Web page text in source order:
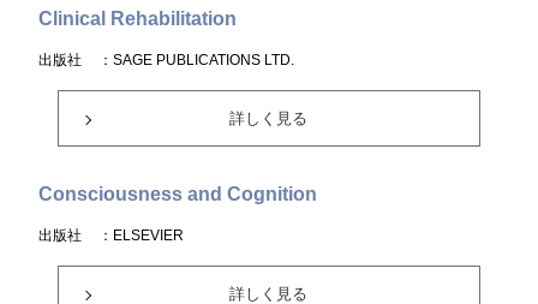
Clinical Rehabilitation
出版社 ：SAGE PUBLICATIONS LTD.
詳しく見る
Consciousness and Cognition
出版社 ：ELSEVIER
詳しく見る